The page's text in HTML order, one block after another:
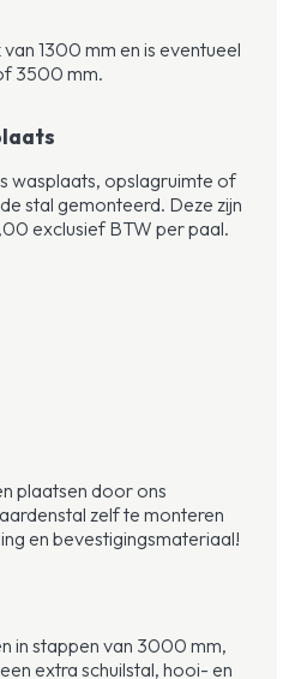
1300 mm en is eventueel
3500 mm.
wasplaats, opslagruimte of
stal gemonteerd. Deze zijn
exclusief BTW per paal.
plaatsen door ons
zelf te monteren
en bevestigingsmateriaal!
in stappen van 3000 mm,
extra schuilstal, hooi- en